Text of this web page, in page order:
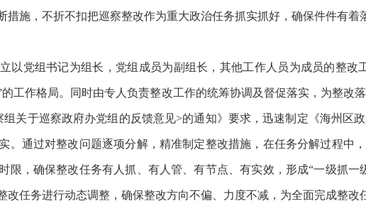
施，不折不扣把巡察整改作为重大政治任务抓实抓好，确保件件有着
以党组书记为组长， 党组成员为副组长，其他工作人员为成员的整改
工作格局。同时由专人负责整改工作的统筹协调及督促落实，为整改
关于巡察政府办党组的反馈意见>的通知》要求，迅速制定《海州区
。通过对整改问题逐项分解，精准制定整改措施，在任务分解过程中
限，确保整改任务有人抓、有人管、有节点、有实效，形成“一级抓一
任务进行动态调整，确保整改方向不偏、力度不减，为全面完成整改